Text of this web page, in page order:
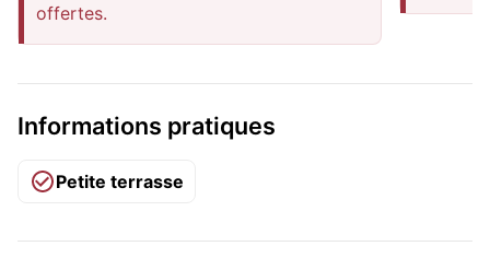
offertes.
Informations pratiques
Petite terrasse